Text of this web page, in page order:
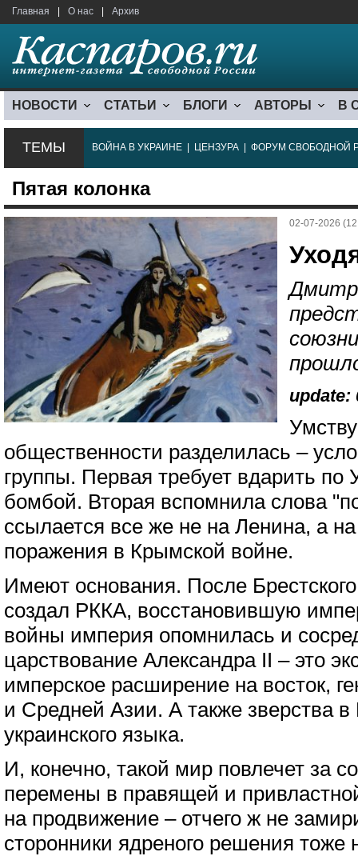
Главная О нас Архив
НОВОСТИ СТАТЬИ БЛОГИ АВТОРЫ В
ТЕМЫ ВОЙНА В УКРАИНЕ ЦЕНЗУРА ФОРУМ СВОБОДНОЙ
Пятая колонка
02-07-2026
update:
общественности разделилась –
группы. Первая требует вдарить по
бомбой. Вторая вспомнила слова
ссылается все же не на Ленина, а на
поражения в Крымской войне.
Имеют основания. После
создал РККА, восстановившую
войны империя опомнилась и
царствование Александра II – это
имперское расширение на восток,
и Средней Азии. А также зверства
украинского языка.
И, конечно, такой мир повлечет за
перемены в правящей и
на продвижение – отчего ж не
сторонники ядреного решения